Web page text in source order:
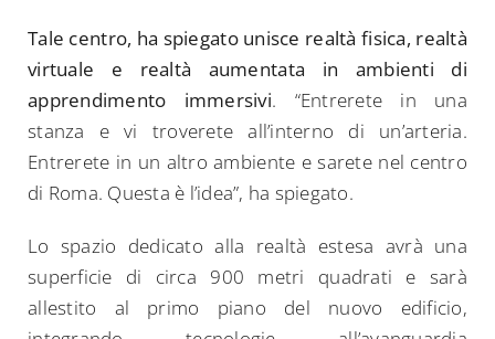
Tale centro, ha spiegato unisce realtà fisica, realtà
virtuale e realtà aumentata in ambienti di
apprendimento immersivi. “Entrerete in una
stanza e vi troverete all’interno di un’arteria.
Entrerete in un altro ambiente e sarete nel centro
di Roma. Questa è l’idea”, ha spiegato.
Lo spazio dedicato alla realtà estesa avrà una
superficie di circa 900 metri quadrati e sarà
allestito al primo piano del nuovo edificio,